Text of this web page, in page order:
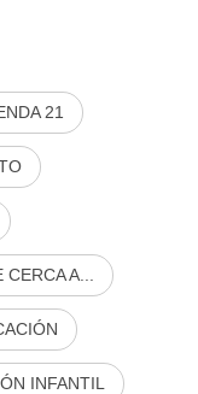
21
A...
INFANTIL